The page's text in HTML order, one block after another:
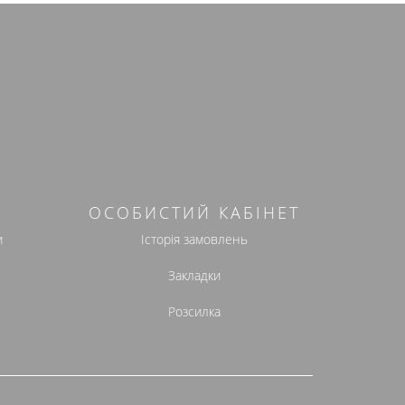
ОСОБИСТИЙ КАБІНЕТ
Історія замовлень
Закладки
Розсилка